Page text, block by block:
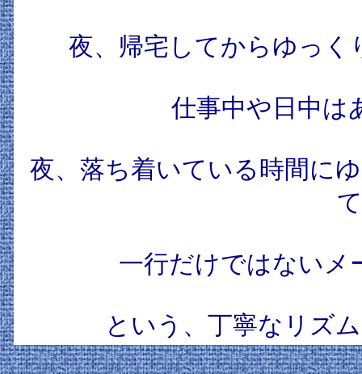
夜、帰宅してからゆっく
仕事中や日中は
夜、落ち着いている時間に
一行だけではないメ
という、丁寧なリズ